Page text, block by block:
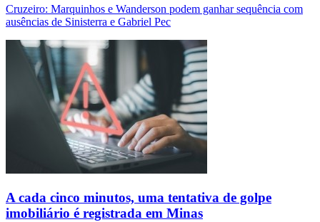
Cruzeiro: Marquinhos e Wanderson podem ganhar sequência com
ausências de Sinisterra e Gabriel Pec
A cada cinco minutos, uma tentativa de golpe
imobiliário é registrada em Minas